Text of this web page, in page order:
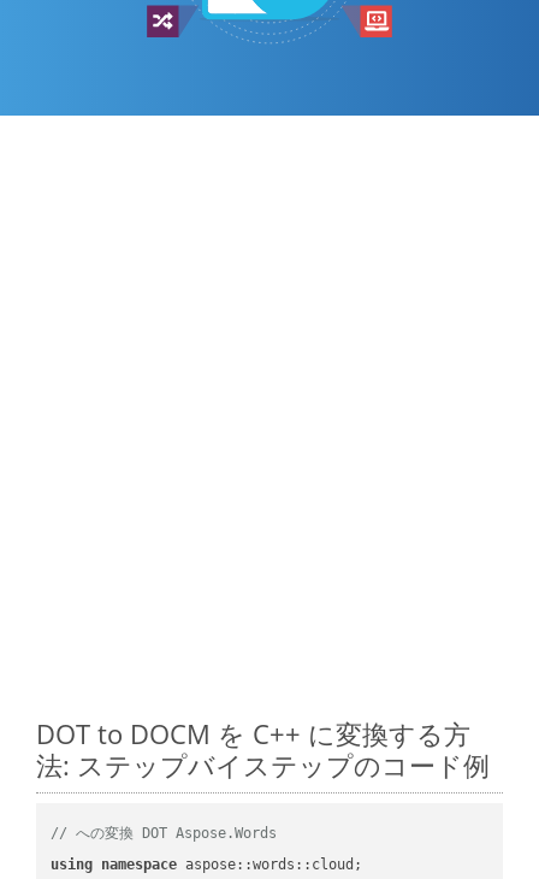
DOT to DOCM を C++ に変換する方
法: ステップバイステップのコード例
// への変換 DOT Aspose.Words
using namespace